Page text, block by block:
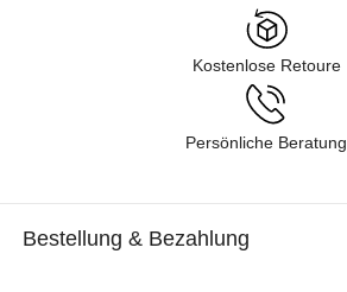
Kostenlose Retoure
Persönliche Beratung
Bestellung & Bezahlung